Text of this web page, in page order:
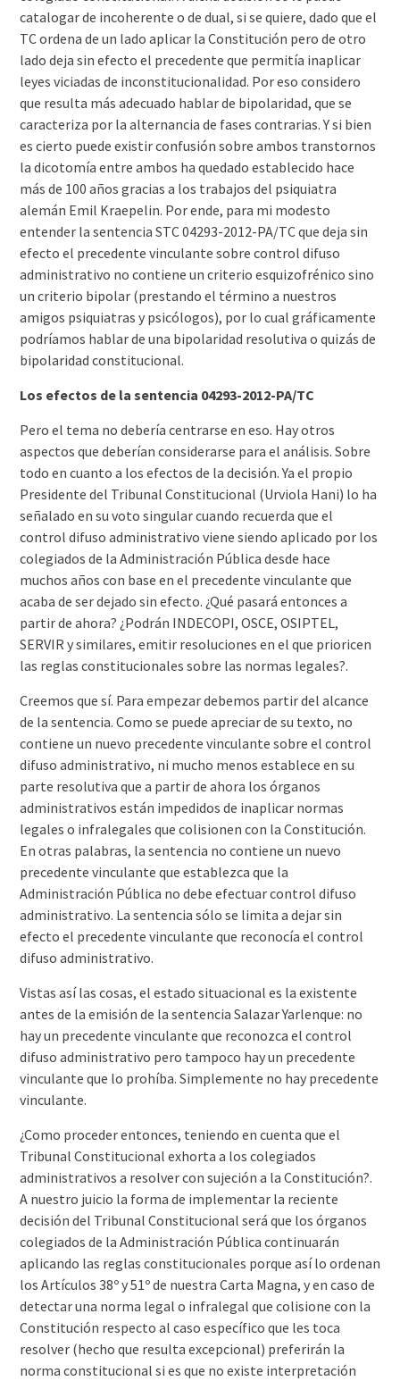
catalogar de incoherente o de dual, si se quiere, dado que el
TC ordena de un lado aplicar la Constitución pero de otro
lado deja sin efecto el precedente que permitía inaplicar
leyes viciadas de inconstitucionalidad. Por eso considero
que resulta más adecuado hablar de bipolaridad, que se
caracteriza por la alternancia de fases contrarias. Y si bien
es cierto puede existir confusión sobre ambos transtornos
la dicotomía entre ambos ha quedado establecido hace
más de 100 años gracias a los trabajos del psiquiatra
alemán Emil Kraepelin. Por ende, para mi modesto
entender la sentencia STC 04293-2012-PA/TC que deja sin
efecto el precedente vinculante sobre control difuso
administrativo no contiene un criterio esquizofrénico sino
un criterio bipolar (prestando el término a nuestros
amigos psiquiatras y psicólogos), por lo cual gráficamente
podríamos hablar de una bipolaridad resolutiva o quizás de
bipolaridad constitucional.
Los efectos de la sentencia 04293-2012-PA/TC
Pero el tema no debería centrarse en eso. Hay otros
aspectos que deberían considerarse para el análisis. Sobre
todo en cuanto a los efectos de la decisión. Ya el propio
Presidente del Tribunal Constitucional (Urviola Hani) lo ha
señalado en su voto singular cuando recuerda que el
control difuso administrativo viene siendo aplicado por los
colegiados de la Administración Pública desde hace
muchos años con base en el precedente vinculante que
acaba de ser dejado sin efecto. ¿Qué pasará entonces a
partir de ahora? ¿Podrán INDECOPI, OSCE, OSIPTEL,
SERVIR y similares, emitir resoluciones en el que prioricen
las reglas constitucionales sobre las normas legales?.
Creemos que sí. Para empezar debemos partir del alcance
de la sentencia. Como se puede apreciar de su texto, no
contiene un nuevo precedente vinculante sobre el control
difuso administrativo, ni mucho menos establece en su
parte resolutiva que a partir de ahora los órganos
administrativos están impedidos de inaplicar normas
legales o infralegales que colisionen con la Constitución.
En otras palabras, la sentencia no contiene un nuevo
precedente vinculante que establezca que la
Administración Pública no debe efectuar control difuso
administrativo. La sentencia sólo se limita a dejar sin
efecto el precedente vinculante que reconocía el control
difuso administrativo.
Vistas así las cosas, el estado situacional es la existente
antes de la emisión de la sentencia Salazar Yarlenque: no
hay un precedente vinculante que reconozca el control
difuso administrativo pero tampoco hay un precedente
vinculante que lo prohíba. Simplemente no hay precedente
vinculante.
¿Como proceder entonces, teniendo en cuenta que el
Tribunal Constitucional exhorta a los colegiados
administrativos a resolver con sujeción a la Constitución?.
A nuestro juicio la forma de implementar la reciente
decisión del Tribunal Constitucional será que los órganos
colegiados de la Administración Pública continuarán
aplicando las reglas constitucionales porque así lo ordenan
los Artículos 38º y 51º de nuestra Carta Magna, y en caso de
detectar una norma legal o infralegal que colisione con la
Constitución respecto al caso específico que les toca
resolver (hecho que resulta excepcional) preferirán la
norma constitucional si es que no existe interpretación